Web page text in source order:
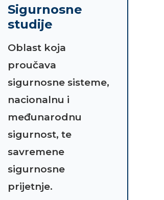
Sigurnosne
studije
Oblast koja
proučava
sigurnosne sisteme,
nacionalnu i
međunarodnu
sigurnost, te
savremene
sigurnosne
prijetnje.